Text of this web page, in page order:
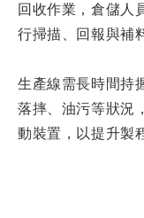
回收作業，倉儲人
行掃描、回報與補
生產線需長時間持
落摔、油污等狀況
動裝置，以提升製